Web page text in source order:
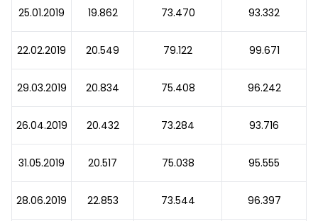
25.01.2019 19.862 73.470 93.332
22.02.2019 20.549 79.122 99.671
29.03.2019 20.834 75.408 96.242
26.04.2019 20.432 73.284 93.716
31.05.2019 20.517 75.038 95.555
28.06.2019 22.853 73.544 96.397